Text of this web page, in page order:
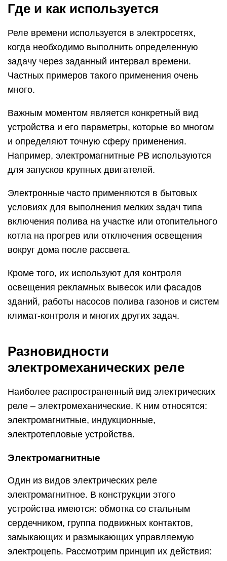
Где и как используется
Реле времени используется в электросетях,
когда необходимо выполнить определенную
задачу через заданный интервал времени.
Частных примеров такого применения очень
много.
Важным моментом является конкретный вид
устройства и его параметры, которые во многом
и определяют точную сферу применения.
Например, электромагнитные РВ используются
для запусков крупных двигателей.
Электронные часто применяются в бытовых
условиях для выполнения мелких задач типа
включения полива на участке или отопительного
котла на прогрев или отключения освещения
вокруг дома после рассвета.
Кроме того, их используют для контроля
освещения рекламных вывесок или фасадов
зданий, работы насосов полива газонов и систем
климат-контроля и многих других задач.
Разновидности
электромеханических реле
Наиболее распространенный вид электрических
реле – электромеханические. К ним относятся:
электромагнитные, индукционные,
электротепловые устройства.
Электромагнитные
Один из видов электрических реле
электромагнитное. В конструкции этого
устройства имеются: обмотка со стальным
сердечником, группа подвижных контактов,
замыкающих и размыкающих управляемую
электроцепь. Рассмотрим принцип их действия: